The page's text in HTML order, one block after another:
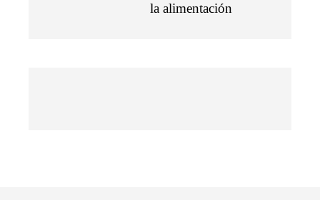
la alimentación